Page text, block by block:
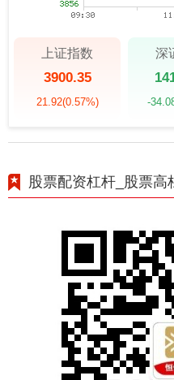
上证指数
3900.35
21.92(0.57%)
深
-
股票配资杠杆_股票高